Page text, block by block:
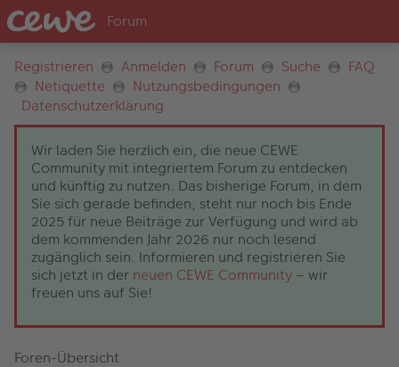
Registrieren Anmelden Forum Suche
FAQ
Netiquette
Nutzungsbedingungen
Datenschutzerklärung
Wir laden Sie herzlich ein, die neue CEWE
Community mit integriertem Forum zu entdecken
und künftig zu nutzen. Das bisherige Forum, in dem
Sie sich gerade befinden, steht nur noch bis Ende
2025 für neue Beiträge zur Verfügung und wird ab
dem kommenden Jahr 2026 nur noch lesend
zugänglich sein. Informieren und registrieren Sie
sich jetzt in der neuen CEWE Community – wir
freuen uns auf Sie!
Foren-Übersicht